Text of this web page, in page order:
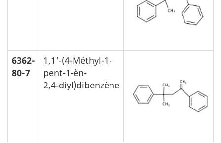
6362-
80-7
1,1'-(4-Méthyl-1-
pent-1-èn-
2,4‑diyl)dibenzène